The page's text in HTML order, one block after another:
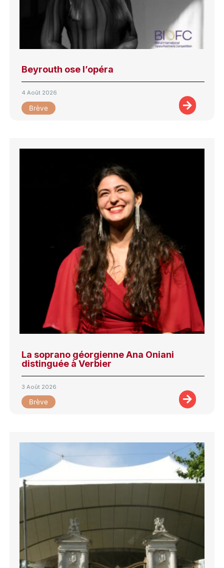
Beyrouth ose l’opéra
4 Août 2026
Brève
La soprano géorgienne Ana Oniani
distinguée à Verbier
3 Août 2026
Brève